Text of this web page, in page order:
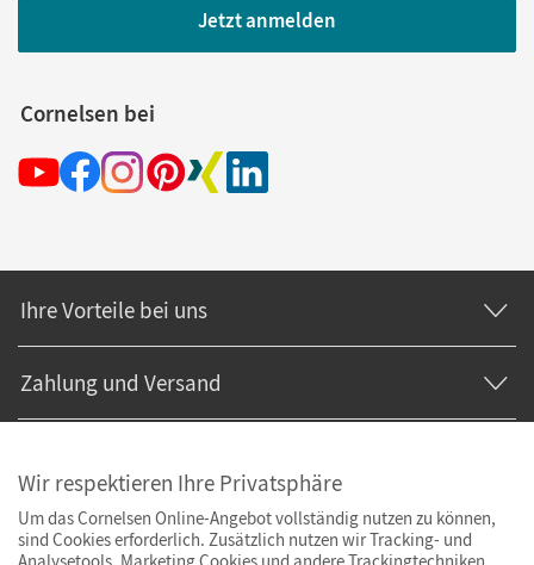
Jetzt anmelden
Cornelsen bei
Ihre Vorteile bei uns
Zahlung und Versand
Wir respektieren Ihre Privatsphäre
Um das Cornelsen Online-Angebot vollständig nutzen zu können,
sind Cookies erforderlich. Zusätzlich nutzen wir Tracking- und